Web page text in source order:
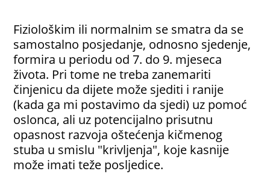
Fiziološkim ili normalnim se smatra da se
samostalno posjedanje, odnosno sjedenje,
formira u periodu od 7. do 9. mjeseca
života. Pri tome ne treba zanemariti
činjenicu da dijete može sjediti i ranije
(kada ga mi postavimo da sjedi) uz pomoć
oslonca, ali uz potencijalno prisutnu
opasnost razvoja oštećenja kičmenog
stuba u smislu "krivljenja", koje kasnije
može imati teže posljedice.